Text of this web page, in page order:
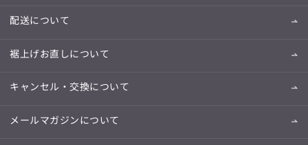
配送について
裾上げお直しについて
キャンセル・交換について
メールマガジンについて